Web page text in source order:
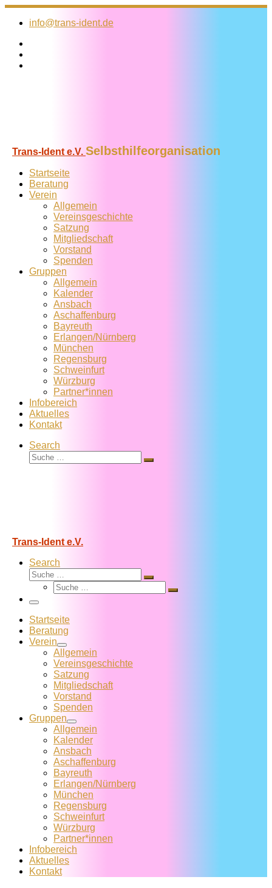
Zum
Inhalt
info@trans-ident.de
Trans-Ident e.V. Selbsthilfeorganisation
Startseite
Beratung
Verein
Allgemein
Vereins­geschichte
Satzung
Mitglied­schaft
Vorstand
Spenden
Gruppen
Allgemein
Kalender
Ansbach
Aschaffenburg
Bayreuth
Erlangen/Nürnberg
München
Regensburg
Schweinfurt
Würzburg
Partner*innen
Infobereich
Aktuelles
Kontakt
Search
Suche
Suche
Trans-Ident e.V.
Search
Suche
Suche
Suche
Suche
Menü
Startseite
Beratung
Verein
Allgemein
Vereins­geschichte
Satzung
Mitglied­schaft
Vorstand
Spenden
Gruppen
Allgemein
Kalender
Ansbach
Aschaffenburg
Bayreuth
Erlangen/Nürnberg
München
Regensburg
Schweinfurt
Würzburg
Partner*innen
Infobereich
Aktuelles
Kontakt